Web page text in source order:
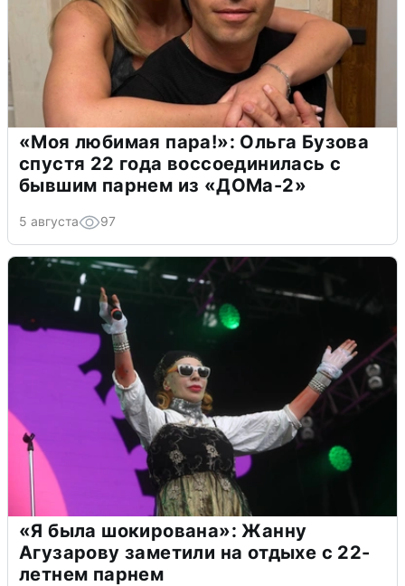
«Моя любимая пара!»: Ольга Бузова
спустя 22 года воссоединилась с
бывшим парнем из «ДОМа-2»
5 августа 97
«Я была шокирована»: Жанну
Агузарову заметили на отдыхе с 22-
летнем парнем